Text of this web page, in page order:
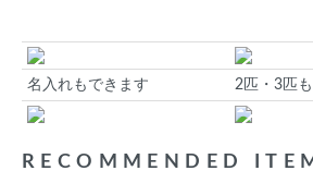
名入れもできます 2匹・3匹
RECOMMENDED